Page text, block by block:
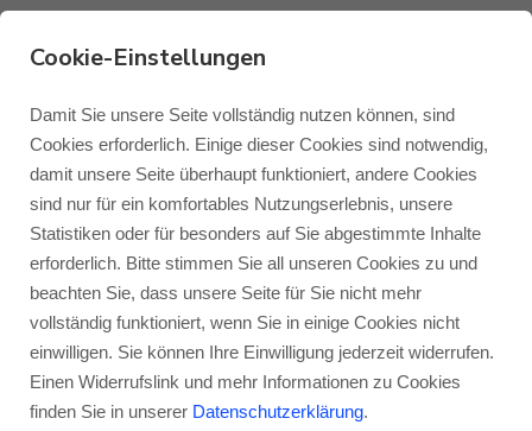
Monitor Audio
Monitor Audio Custom Install
Roksan
Blok
Blog Monitor Audio
Blog Roksan
Blog Blok
Blok STAX 600
Die perfekte Höhe- Das Blok STAX 600 ist
die mittelhohe Version aus dem STAX-
Sortiment. Mit einer Höhe von 600
Millimetern steht Platz für maximal vier
Geräte bereit. Und natürlich haben Sie
Auswahl aus vier verschiedenen
Cookie-Einstellungen
Damit Sie unsere Seite vollständig nutzen können, sind
Cookies erforderlich. Einige dieser Cookies sind notwendig,
damit unsere Seite überhaupt funktioniert, andere Cookies
sind nur für ein komfortables Nutzungserlebnis, unsere
Statistiken oder für besonders auf Sie abgestimmte Inhalte
erforderlich. Bitte stimmen Sie all unseren Cookies zu und
beachten Sie, dass unsere Seite für Sie nicht mehr
vollständig funktioniert, wenn Sie in einige Cookies nicht
einwilligen. Sie können Ihre Einwilligung jederzeit widerrufen.
Einen Widerrufslink und mehr Informationen zu Cookies
finden Sie in unserer Datenschutzerklärung.